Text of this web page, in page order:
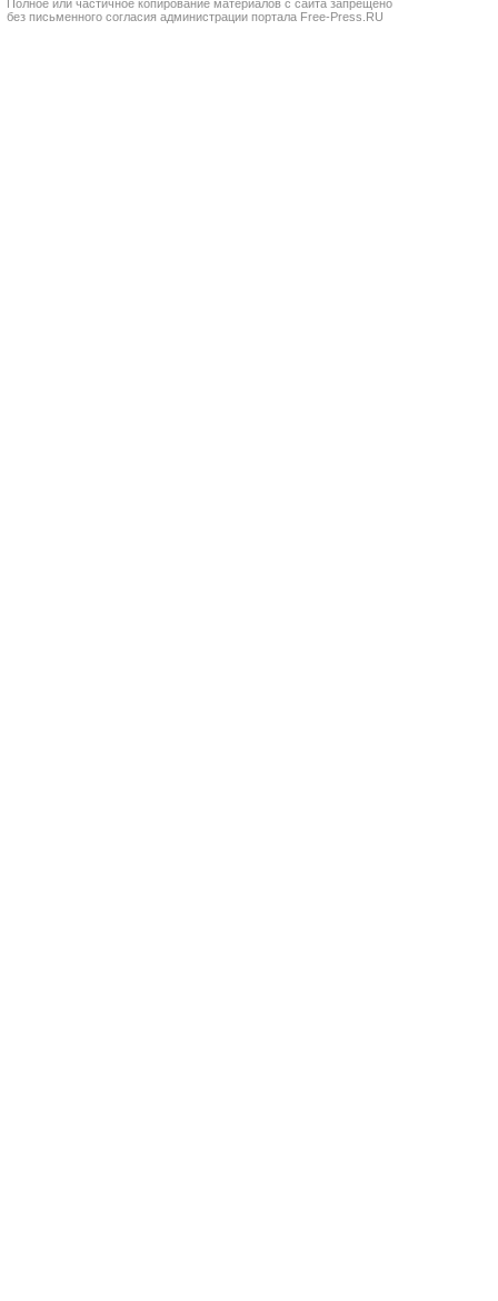
Полное или частичное копирование материалов с сайта запрещено
без письменного согласия администрации портала Free-Press.RU